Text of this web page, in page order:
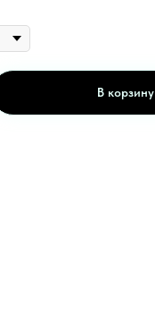
В корзину